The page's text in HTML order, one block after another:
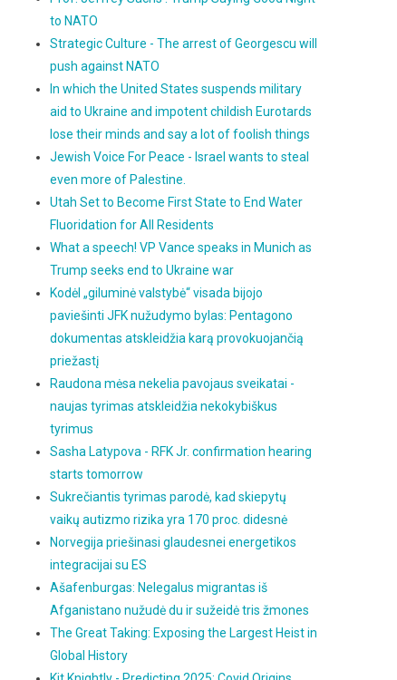
to NATO
Strategic Culture - The arrest of Georgescu will
push against NATO
In which the United States suspends military
aid to Ukraine and impotent childish Eurotards
lose their minds and say a lot of foolish things
Jewish Voice For Peace - Israel wants to steal
even more of Palestine.
Utah Set to Become First State to End Water
Fluoridation for All Residents
What a speech! VP Vance speaks in Munich as
Trump seeks end to Ukraine war
Kodėl „giluminė valstybė“ visada bijojo
paviešinti JFK nužudymo bylas: Pentagono
dokumentas atskleidžia karą provokuojančią
priežastį
Raudona mėsa nekelia pavojaus sveikatai -
naujas tyrimas atskleidžia nekokybiškus
tyrimus
Sasha Latypova - RFK Jr. confirmation hearing
starts tomorrow
Sukrečiantis tyrimas parodė, kad skiepytų
vaikų autizmo rizika yra 170 proc. didesnė
Norvegija priešinasi glaudesnei energetikos
integracijai su ES
Ašafenburgas: Nelegalus migrantas iš
Afganistano nužudė du ir sužeidė tris žmones
The Great Taking: Exposing the Largest Heist in
Global History